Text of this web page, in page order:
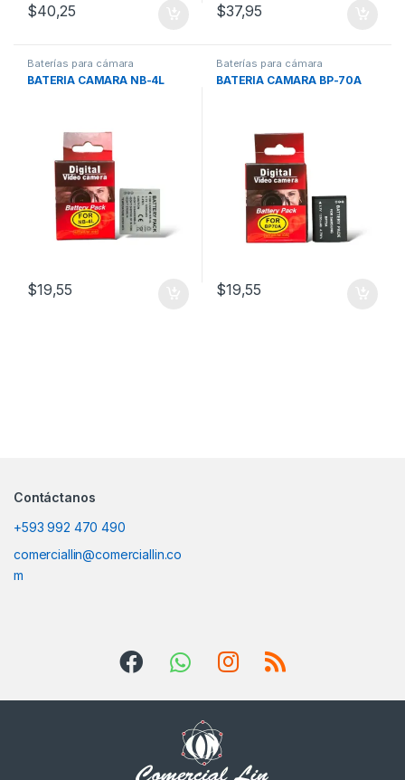
$40,25 $37,95
Baterías para cámara
BATERIA CAMARA NB-4L
$19,55
Baterías para cámara
BATERIA CAMARA BP-70A
$19,55
Contáctanos
+593 992 470 490
comerciallin@comerciallin.co
m